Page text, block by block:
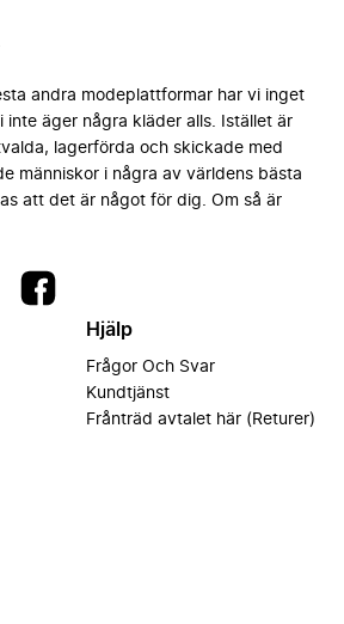
andra modeplattformar har vi inget
inte äger några kläder alls. Istället är
lagerförda och skickade med
människor i några av världens bästa
att det är något för dig. Om så är
Hjälp
Frågor Och Svar
Kundtjänst
Frånträd avtalet här (Returer)